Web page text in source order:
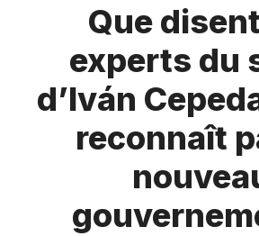
Que
experts du
d’Iván
reconnaît